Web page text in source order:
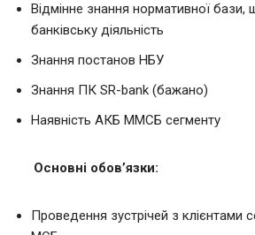
Відмінне знання нормативної
банківську діяльність
Знання постанов НБУ
Знання ПК SR-bank (бажано)
Наявність АКБ ММСБ сегменту
Основні обов’язки:
Проведення зустрічей з клієнтами